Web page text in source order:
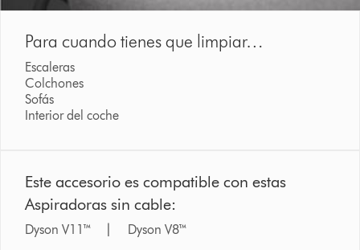
Para cuando tienes que limpiar…
Escaleras
Colchones
Sofás
Interior del coche
Este accesorio es compatible con estas
Aspiradoras sin cable:
Dyson V11™ | Dyson V8™